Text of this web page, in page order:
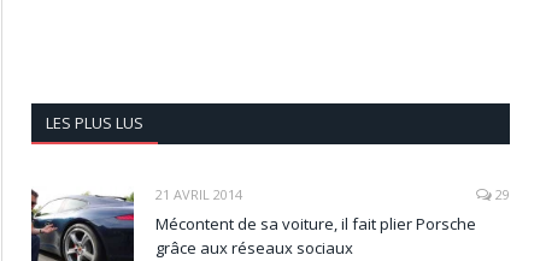
LES PLUS LUS
21 AVRIL 2014 29
Mécontent de sa voiture, il fait plier Porsche
grâce aux réseaux sociaux